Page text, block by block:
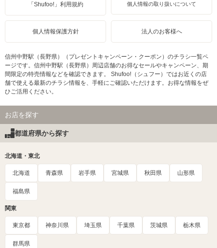
「Shufoo!」利用規約 個人情報の取り扱いについて
個人情報保護方針 法人のお客様へ
信州中野駅（長野県）（プレゼントキャンペーン・クーポン）のチラシ一覧ペ
ージです。信州中野駅（長野県）周辺店舗のお得なセールやキャンペーン、期
間限定の特売情報などを確認できます。 Shufoo!（シュフー）ではお近くの店
舗で使える最新のチラシ情報を、手軽にご確認いただけます。お得な情報をぜ
ひご活用ください。
お店を探す
都道府県から探す
北海道・東北
北海道 青森県 岩手県 宮城県 秋田県 山形県
福島県
関東
東京都 神奈川県 埼玉県 千葉県 茨城県 栃木県
群馬県